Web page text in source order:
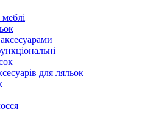
для ляльок